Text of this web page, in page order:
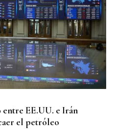
entre EE.UU. e Irán
el petróleo